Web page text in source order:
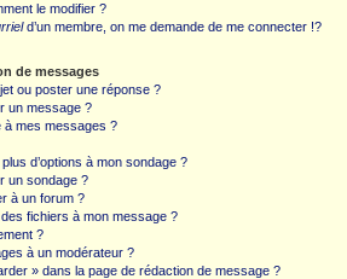
le modifier ?
d’un membre, on me demande de me connecter !?
de messages
ou poster une réponse ?
un message ?
à mes messages ?
d’options à mon sondage ?
un sondage ?
à un forum ?
fichiers à mon message ?
?
à un modérateur ?
» dans la page de rédaction de message ?